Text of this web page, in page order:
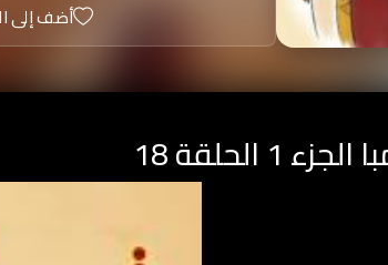
أضف إلى
18